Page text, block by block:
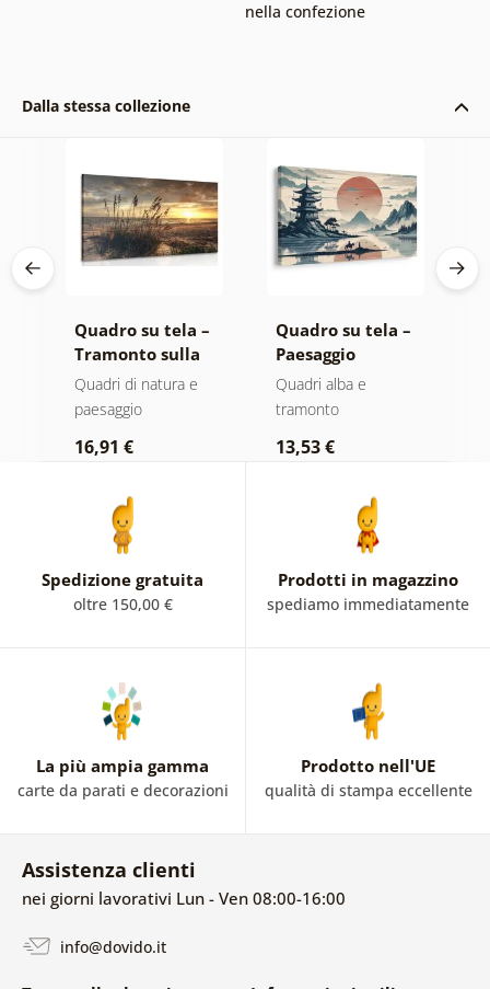
nella confezione
Dalla stessa collezione
Quadro su tela –
Tramonto sulla
spiaggia
Quadri di natura e
paesaggio
16,91 €
Quadro su tela –
Paesaggio
giapponese con
cavaliere
Quadri alba e
tramonto
13,53 €
Spedizione gratuita
oltre 150,00 €
Prodotti in magazzino
spediamo immediatamente
La più ampia gamma
carte da parati e decorazioni
Prodotto nell'UE
qualità di stampa eccellente
Assistenza clienti
nei giorni lavorativi Lun - Ven 08:00-16:00
info@dovido.it